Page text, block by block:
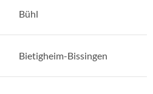
Bühl
Bietigheim-Bissingen